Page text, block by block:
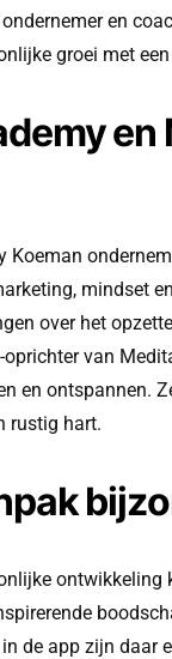
en
groei met
mindset
over het
van
en ontspannen.
rustig hart.
ontwikkeling
de app zijn daar